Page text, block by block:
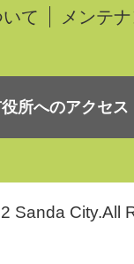
て
メンテ
所へのアクセス
Sanda City.All